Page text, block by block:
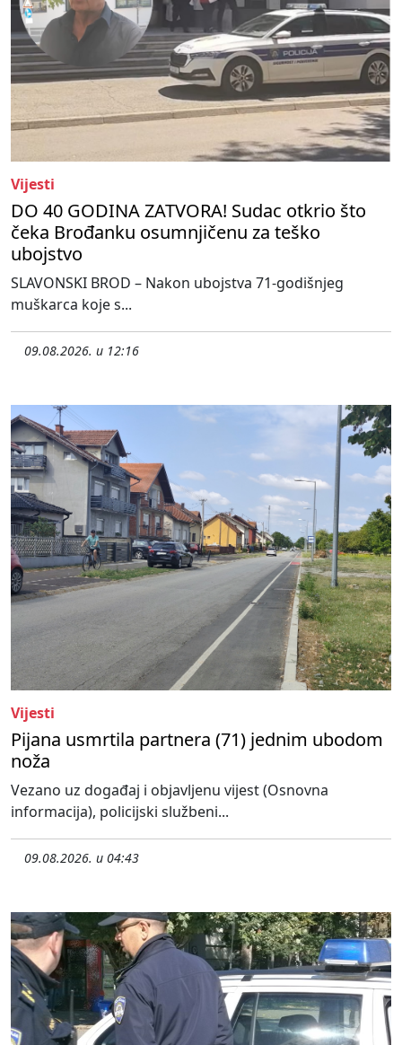
Vijesti
DO 40 GODINA ZATVORA! Sudac otkrio što
čeka Brođanku osumnjičenu za teško
ubojstvo
SLAVONSKI BROD – Nakon ubojstva 71-godišnjeg
muškarca koje s...
09.08.2026. u 12:16
Vijesti
Pijana usmrtila partnera (71) jednim ubodom
noža
Vezano uz događaj i objavljenu vijest (Osnovna
informacija), policijski službeni...
09.08.2026. u 04:43